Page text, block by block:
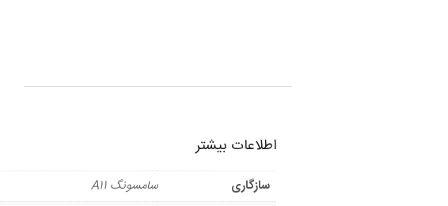
اطلاعات بیشتر
سازگاری
سامسونگ A11